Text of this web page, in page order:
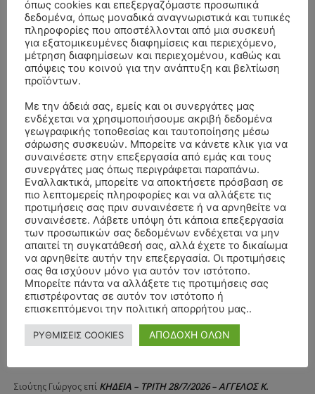
ΣΥΛΛΥΠΗΤΗΡΙΑ ΜΗΝΥΜΑΤΑ
ΠΑΝΑΓΙΩΤΗΣ IΩΑΚΕΙΜΙΔΗΣεπί ΚΗΔΕΙΑ – ΔΕΥΤΕΡΑ 3/8/2026 –
ΣΠΥΡΙΔΟΥΛΑ Γ. ΣΕΪΤΑΝΙΔΟΥ ΕΤΩΝ 91
Αγγελική Θωμουεπί ΚΗΔΕΙΑ – ΔΕΥΤΕΡΑ 3/8/2026 – ΔΗΜΗΤΡΙΟΣ Σ.
ΤΣΙΛΙΚΗΣ ΕΤΩΝ 79
Δημήτριος ΔάτσικαςεπίΚΗΔΕΙΑ – ΠΑΡΑΣΚΕΥΗ 31/7/2026 –
ΚΩΝΣΤΑΝΤΙΝΟΣ Ε. ΛΑΙΜΟΔΕΤΗΣ ΕΤΩΝ 27
ΛευτέρηςεπίΚΗΔΕΙΑ – ΠΑΡΑΣΚΕΥΗ 31/7/2026 – ΚΩΝΣΤΑΝΤΙΝΟΣ Ε.
Raniad4επίΚΗΔΕΙΑ – ΠΑΡΑΣΚΕΥΗ 31/7/2026 – ΚΩΝΣΤΑΝΤΙΝΟΣ Ε.
Σιούτης Γιώργος επί ΚΗΔΕΙΑ – ΤΡΙΤΗ 28/7/2026 – ΑΓΓΕΛΟΣ Κ.
όπως cookies και επεξεργαζόμαστε προσωπικά
δεδομένα, όπως μοναδικά αναγνωριστικά και τυπικές
πληροφορίες που αποστέλλονται από μια συσκευή
για εξατομικευμένες διαφημίσεις και περιεχόμενο,
μέτρηση διαφημίσεων και περιεχομένου, καθώς και
απόψεις του κοινού για την ανάπτυξη και βελτίωση
προϊόντων.
Με την άδειά σας, εμείς και οι συνεργάτες μας
ενδέχεται να χρησιμοποιήσουμε ακριβή δεδομένα
γεωγραφικής τοποθεσίας και ταυτοποίησης μέσω
σάρωσης συσκευών. Μπορείτε να κάνετε κλικ για να
συναινέσετε στην επεξεργασία από εμάς και τους
συνεργάτες μας όπως περιγράφεται παραπάνω.
Εναλλακτικά, μπορείτε να αποκτήσετε πρόσβαση σε
πιο λεπτομερείς πληροφορίες και να αλλάξετε τις
προτιμήσεις σας πριν συναινέσετε ή να αρνηθείτε να
συναινέσετε. Λάβετε υπόψη ότι κάποια επεξεργασία
των προσωπικών σας δεδομένων ενδέχεται να μην
απαιτεί τη συγκατάθεσή σας, αλλά έχετε το δικαίωμα
να αρνηθείτε αυτήν την επεξεργασία. Οι προτιμήσεις
σας θα ισχύουν μόνο για αυτόν τον ιστότοπο.
Μπορείτε πάντα να αλλάξετε τις προτιμήσεις σας
επιστρέφοντας σε αυτόν τον ιστότοπο ή
επισκεπτόμενοι την πολιτική απορρήτου μας..
ΡΥΘΜΙΣΕΙΣ COOKIES ΑΠΟΔΟΧΗ ΟΛΩΝ